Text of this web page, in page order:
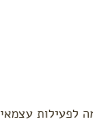
לפעילות